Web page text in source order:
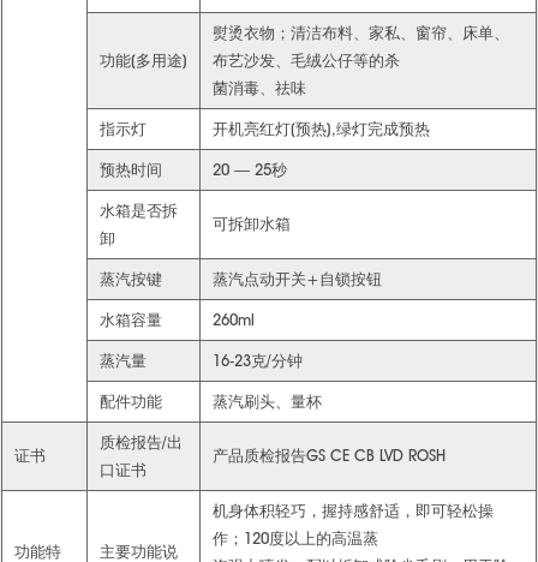
功能(多用途)
熨烫衣物；清洁布料、家私、窗帘、床单、
布艺沙发、毛绒公仔等的杀
菌消毒、祛味
指示灯 开机亮红灯(预热),绿灯完成预热
预热时间 20 — 25秒
水箱是否拆
卸
可拆卸水箱
蒸汽按键 蒸汽点动开关+自锁按钮
水箱容量 260ml
蒸汽量 16-23克/分钟
配件功能 蒸汽刷头、量杯
证书
质检报告/出
口证书
产品质检报告GS CE CB LVD ROSH
功能特
主要功能说
机身体积轻巧，握持感舒适，即可轻松操
作；120度以上的高温蒸